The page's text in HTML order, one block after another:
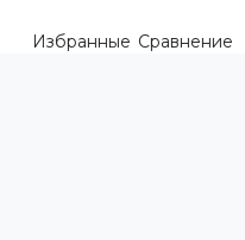
Избранные Сравнение